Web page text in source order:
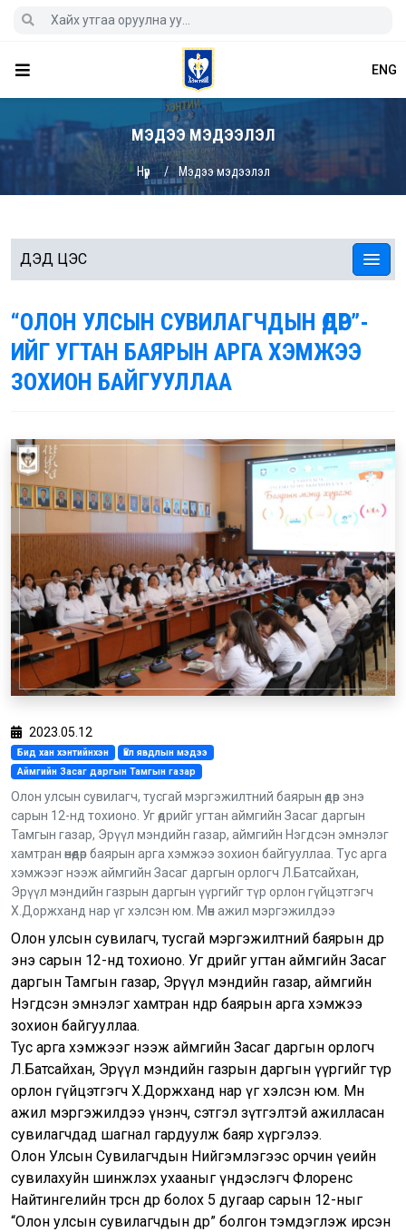
ENG
МЭДЭЭ МЭДЭЭЛЭЛ
Нүүр Мэдээ мэдээлэл
ДЭД ЦЭС
“ОЛОН УЛСЫН СУВИЛАГЧДЫН ӨДӨР”-
ИЙГ УГТАН БАЯРЫН АРГА ХЭМЖЭЭ
ЗОХИОН БАЙГУУЛЛАА
2023.05.12
Бид хан хэнтийнхэн
Үйл явдлын мэдээ
Аймгийн Засаг даргын Тамгын газар
Олон улсын сувилагч, тусгай мэргэжилтний баярын өдөр энэ
сарын 12-нд тохионо. Уг өдрийг угтан аймгийн Засаг даргын
Тамгын газар, Эрүүл мэндийн газар, аймгийн Нэгдсэн эмнэлэг
хамтран өнөөдөр баярын арга хэмжээ зохион байгууллаа. Тус арга
хэмжээг нээж аймгийн Засаг даргын орлогч Л.Батсайхан,
Эрүүл мэндийн газрын даргын үүргийг түр орлон гүйцэтгэгч
Х.Доржханд нар үг хэлсэн юм. Мөн ажил мэргэжилдээ
Олон улсын сувилагч, тусгай мэргэжилтний баярын өдөр
энэ сарын 12-нд тохионо. Уг өдрийг угтан аймгийн Засаг
даргын Тамгын газар, Эрүүл мэндийн газар, аймгийн
Нэгдсэн эмнэлэг хамтран өнөөдөр баярын арга хэмжээ
зохион байгууллаа.
Тус арга хэмжээг нээж аймгийн Засаг даргын орлогч
Л.Батсайхан, Эрүүл мэндийн газрын даргын үүргийг түр
орлон гүйцэтгэгч Х.Доржханд нар үг хэлсэн юм. Мөн
ажил мэргэжилдээ үнэнч, сэтгэл зүтгэлтэй ажилласан
сувилагчдад шагнал гардуулж баяр хүргэлээ.
Олон Улсын Сувилагчдын Нийгэмлэгээс орчин үеийн
сувилахуйн шинжлэх ухааныг үндэслэгч Флоренс
Найтингелийн төрсөн өдөр болох 5 дугаар сарын 12-ныг
“Олон улсын сувилагчдын өдөр” болгон тэмдэглэж ирсэн